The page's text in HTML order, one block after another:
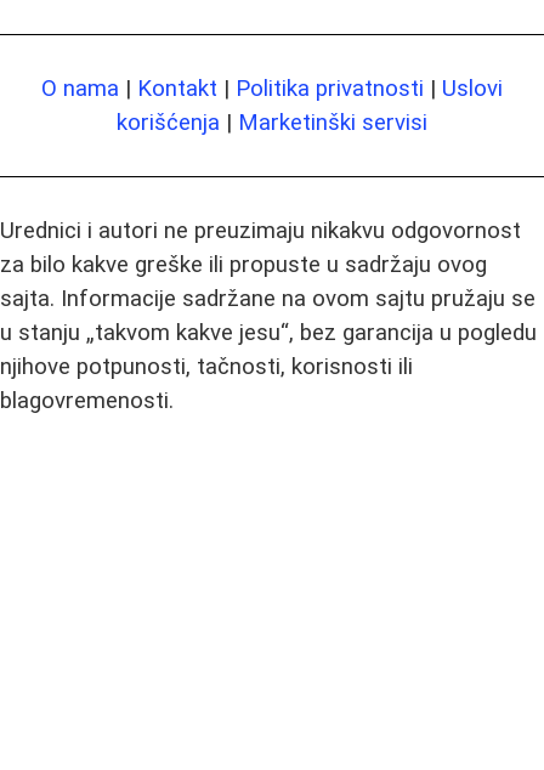
O nama | Kontakt | Politika privatnosti | Uslovi
korišćenja | Marketinški servisi
Urednici i autori ne preuzimaju nikakvu odgovornost
za bilo kakve greške ili propuste u sadržaju ovog
sajta. Informacije sadržane na ovom sajtu pružaju se
u stanju „takvom kakve jesu“, bez garancija u pogledu
njihove potpunosti, tačnosti, korisnosti ili
blagovremenosti.